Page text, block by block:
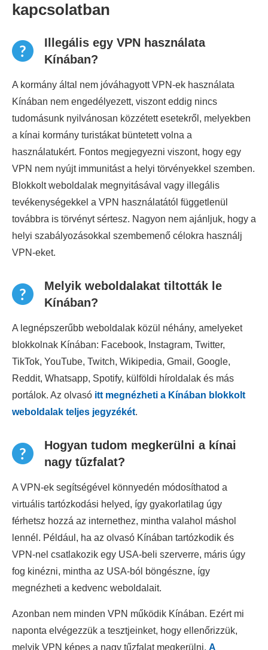
kapcsolatban
Illegális egy VPN használata
Kínában?
A kormány által nem jóváhagyott VPN-ek használata
Kínában nem engedélyezett, viszont eddig nincs
tudomásunk nyilvánosan közzétett esetekről, melyekben
a kínai kormány turistákat büntetett volna a
használatukért. Fontos megjegyezni viszont, hogy egy
VPN nem nyújt immunitást a helyi törvényekkel szemben.
Blokkolt weboldalak megnyitásával vagy illegális
tevékenységekkel a VPN használatától függetlenül
továbbra is törvényt sértesz. Nagyon nem ajánljuk, hogy a
helyi szabályozásokkal szembemenő célokra használj
VPN-eket.
Melyik weboldalakat tiltották le
Kínában?
A legnépszerűbb weboldalak közül néhány, amelyeket
blokkolnak Kínában: Facebook, Instagram, Twitter,
TikTok, YouTube, Twitch, Wikipedia, Gmail, Google,
Reddit, Whatsapp, Spotify, külföldi híroldalak és más
portálok. Az olvasó itt megnézheti a Kínában blokkolt
weboldalak teljes jegyzékét.
Hogyan tudom megkerülni a kínai
nagy tűzfalat?
A VPN-ek segítségével könnyedén módosíthatod a
virtuális tartózkodási helyed, így gyakorlatilag úgy
férhetsz hozzá az internethez, mintha valahol máshol
lennél. Például, ha az olvasó Kínában tartózkodik és
VPN-nel csatlakozik egy USA-beli szerverre, máris úgy
fog kinézni, mintha az USA-ból böngészne, így
megnézheti a kedvenc weboldalait.
Azonban nem minden VPN működik Kínában. Ezért mi
naponta elvégezzük a tesztjeinket, hogy ellenőrizzük,
melyik VPN képes a nagy tűzfalat megkerülni. A